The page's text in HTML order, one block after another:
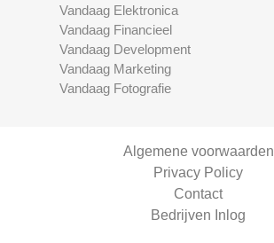
Vandaag Elektronica
Vandaag Financieel
Vandaag Development
Vandaag Marketing
Vandaag Fotografie
Algemene voorwaarden
Privacy Policy
Contact
Bedrijven Inlog